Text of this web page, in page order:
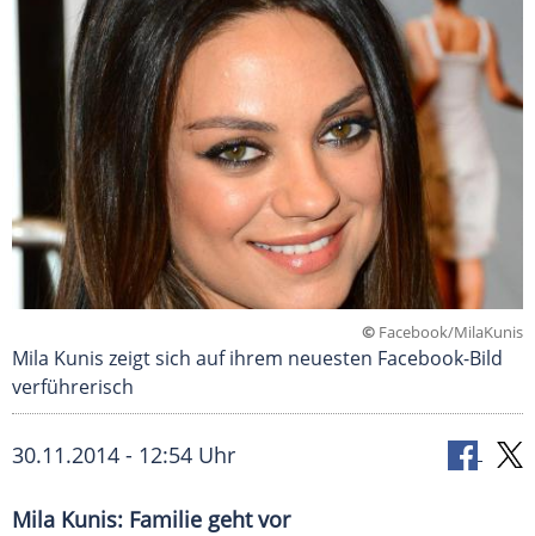
© Facebook/MilaKunis
Mila Kunis zeigt sich auf ihrem neuesten Facebook-Bild
verführerisch
30.11.2014 - 12:54 Uhr
Mila Kunis: Familie geht vor